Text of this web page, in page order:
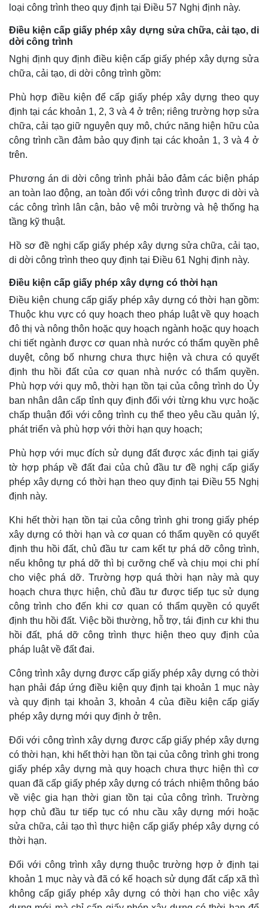
Kinh tế
Bất động sản
Khởi nghiệp
Thị trường
Giá vàng
Tiêu dùng
Tỷ giá
Chứng khoán
loại công trình theo quy định tại Điều 57 Nghị định này.
Điều kiện cấp giấy phép xây dựng sửa chữa, cải tạo, di
dời công trình
Nghị định quy định điều kiện cấp giấy phép xây dựng sửa
chữa, cải tạo, di dời công trình gồm:
Phù hợp điều kiện để cấp giấy phép xây dựng theo quy
định tại các khoản 1, 2, 3 và 4 ở trên; riêng trường hợp sửa
chữa, cải tạo giữ nguyên quy mô, chức năng hiện hữu của
công trình cần đảm bảo quy định tại các khoản 1, 3 và 4 ở
trên.
Phương án di dời công trình phải bảo đảm các biện pháp
an toàn lao động, an toàn đối với công trình được di dời và
các công trình lân cận, bảo vệ môi trường và hệ thống hạ
tầng kỹ thuật.
Hồ sơ đề nghị cấp giấy phép xây dựng sửa chữa, cải tạo,
di dời công trình theo quy định tại Điều 61 Nghị định này.
Điều kiện cấp giấy phép xây dựng có thời hạn
Điều kiện chung cấp giấy phép xây dựng có thời hạn gồm:
Thuộc khu vực có quy hoạch theo pháp luật về quy hoạch
đô thị và nông thôn hoặc quy hoạch ngành hoặc quy hoạch
chi tiết ngành được cơ quan nhà nước có thẩm quyền phê
duyệt, công bố nhưng chưa thực hiện và chưa có quyết
định thu hồi đất của cơ quan nhà nước có thẩm quyền.
Phù hợp với quy mô, thời hạn tồn tại của công trình do Ủy
ban nhân dân cấp tỉnh quy định đối với từng khu vực hoặc
chấp thuận đối với công trình cụ thể theo yêu cầu quản lý,
phát triển và phù hợp với thời hạn quy hoạch;
Phù hợp với mục đích sử dụng đất được xác định tại giấy
tờ hợp pháp về đất đai của chủ đầu tư đề nghị cấp giấy
phép xây dựng có thời hạn theo quy định tại Điều 55 Nghị
định này.
Khi hết thời hạn tồn tại của công trình ghi trong giấy phép
xây dựng có thời hạn và cơ quan có thẩm quyền có quyết
định thu hồi đất, chủ đầu tư cam kết tự phá dỡ công trình,
nếu không tự phá dỡ thì bị cưỡng chế và chịu mọi chi phí
cho việc phá dỡ. Trường hợp quá thời hạn này mà quy
hoạch chưa thực hiện, chủ đầu tư được tiếp tục sử dụng
công trình cho đến khi cơ quan có thẩm quyền có quyết
định thu hồi đất. Việc bồi thường, hỗ trợ, tái định cư khi thu
hồi đất, phá dỡ công trình thực hiện theo quy định của
pháp luật về đất đai.
Công trình xây dựng được cấp giấy phép xây dựng có thời
hạn phải đáp ứng điều kiện quy định tại khoản 1 mục này
và quy định tại khoản 3, khoản 4 của điều kiện cấp giấy
phép xây dựng mới quy định ở trên.
Đối với công trình xây dựng được cấp giấy phép xây dựng
có thời hạn, khi hết thời hạn tồn tại của công trình ghi trong
giấy phép xây dựng mà quy hoạch chưa thực hiện thì cơ
quan đã cấp giấy phép xây dựng có trách nhiệm thông báo
về việc gia hạn thời gian tồn tại của công trình. Trường
hợp chủ đầu tư tiếp tục có nhu cầu xây dựng mới hoặc
sửa chữa, cải tạo thì thực hiện cấp giấy phép xây dựng có
thời hạn.
Đối với công trình xây dựng thuộc trường hợp ở định tại
khoản 1 mục này và đã có kế hoạch sử dụng đất cấp xã thì
không cấp giấy phép xây dựng có thời hạn cho việc xây